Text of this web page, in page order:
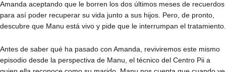
Amanda aceptando que le borren los dos últimos meses de recuerdos
para así poder recuperar su vida junto a sus hijos. Pero, de pronto,
descubre que Manu está vivo y pide que le interrumpan el tratamiento.
Antes de saber qué ha pasado con Amanda, reviviremos este mismo
episodio desde la perspectiva de Manu, el técnico del Centro Pii a